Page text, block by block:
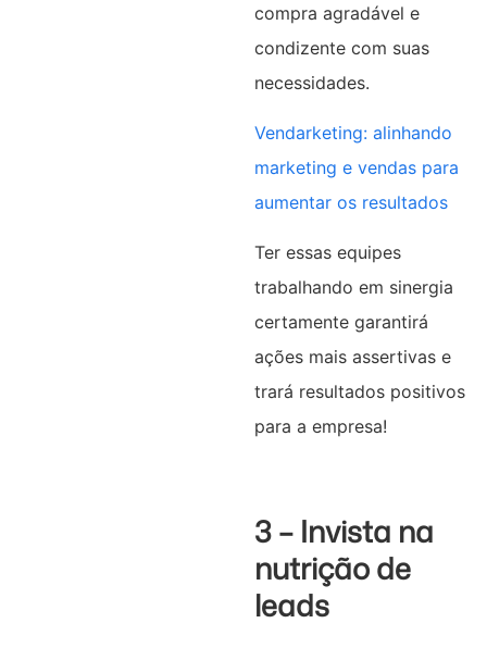
compra agradável e
condizente com suas
necessidades.
Vendarketing: alinhando
marketing e vendas para
aumentar os resultados
Ter essas equipes
trabalhando em sinergia
certamente garantirá
ações mais assertivas e
trará resultados positivos
para a empresa!
3 – Invista na
nutrição de
leads